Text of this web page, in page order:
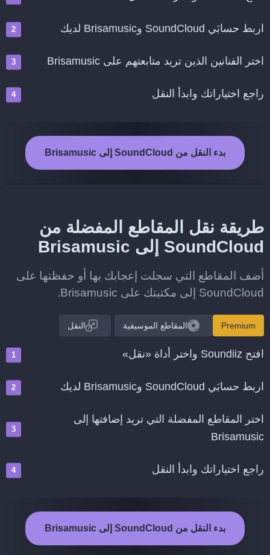
اربط حسابَي SoundCloud وBrisamusic لديك
اختر الفنانين الذين تريد متابعتهم على Brisamusic
راجع اختياراتك وابدأ النقل
بدء النقل من SoundCloud إلى Brisamusic
طريقة نقل المقاطع المفضلة من
SoundCloud إلى Brisamusic
أضف المقاطع التي سجلت إعجابك بها أو حفظتها على
SoundCloud إلى مكتبتك على Brisamusic.
Premium المقاطع الموسيقية النقل
افتح Soundiiz واختر أداة «نقل»
اربط حسابَي SoundCloud وBrisamusic لديك
اختر المقاطع المفضلة التي تريد إضافتها إلى
Brisamusic
راجع اختياراتك وابدأ النقل
بدء النقل من SoundCloud إلى Brisamusic